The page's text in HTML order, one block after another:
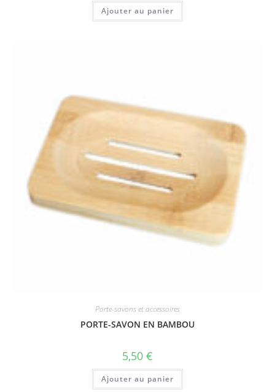
Ajouter au panier
Porte-savons et accessoires
PORTE-SAVON EN BAMBOU
5,50 €
Ajouter au panier